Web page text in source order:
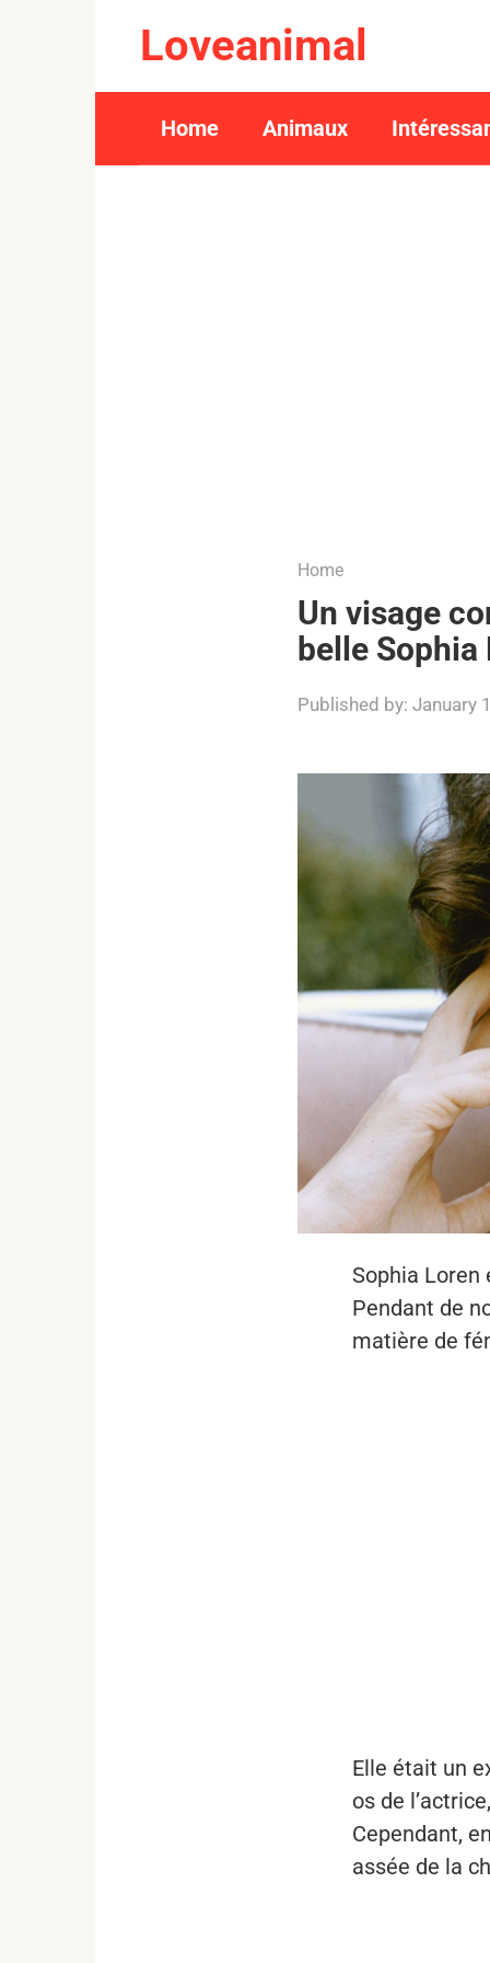
Loveanimal
Home Animaux
Home
Un visage
belle
Published by: January
Sophia
Pendant de
matière de
Elle était un
os de
Cependant,
assée de la